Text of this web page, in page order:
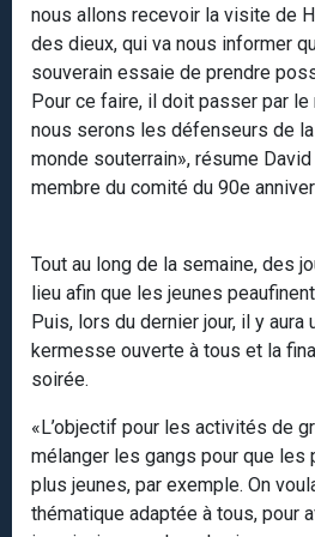
nous allons recevoir la visite de
des dieux, qui va nous informer
souverain essaie de prendre
Pour ce faire, il doit passer par
nous serons les défenseurs de
monde souterrain», résume
membre du comité du 90e
Tout au long de la semaine, des
lieu afin que les jeunes
Puis, lors du dernier jour, il y aura
kermesse ouverte à tous et la
soirée.
«L’objectif pour les activités de
mélanger les gangs pour que les
plus jeunes, par exemple. On
thématique adaptée à tous, pour